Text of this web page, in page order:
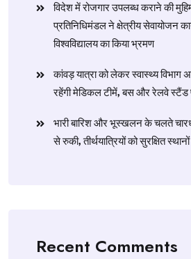
विदेश में रोजगार उपलब्ध कराने की
प्रतिनिधिमंडल ने क्षेत्रीय सेवायोजन
विश्वविद्यालय का किया भ्रमण
​कांवड़ यात्रा को लेकर स्वास्थ्य विभाग
रहेंगी मेडिकल टीमें, बस और रेलवे स्टैंड
​भारी बारिश और भूस्खलन के चलते
से रुकी, तीर्थयात्रियों को सुरक्षित
Recent Comments